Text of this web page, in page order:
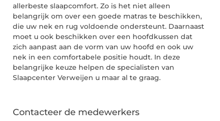
allerbeste slaapcomfort. Zo is het niet alleen
belangrijk om over een goede matras te beschikken,
die uw nek en rug voldoende ondersteunt. Daarnaast
moet u ook beschikken over een hoofdkussen dat
zich aanpast aan de vorm van uw hoofd en ook uw
nek in een comfortabele positie houdt. In deze
belangrijke keuze helpen de specialisten van
Slaapcenter Verweijen u maar al te graag.
Contacteer de medewerkers